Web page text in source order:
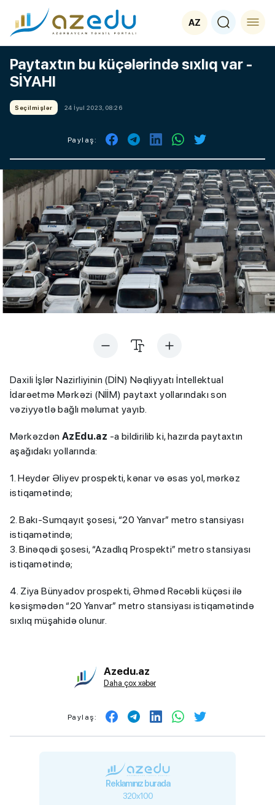
AZ
Paytaxtın bu küçələrində sıxlıq var -
SİYAHI
Seçilmişlər 24 İyul 2023, 08:26
Paylaş:
Daxili İşlər Nazirliyinin (DİN) Nəqliyyatı İntellektual
İdarəetmə Mərkəzi (NİİM) paytaxt yollarındakı son
vəziyyətlə bağlı məlumat yayıb.
Mərkəzdən AzEdu.az -a bildirilib ki, hazırda paytaxtın
aşağıdakı yollarında:
1. Heydər Əliyev prospekti, kənar və əsas yol, mərkəz
istiqamətində;
2. Bakı-Sumqayıt şosesi, “20 Yanvar” metro stansiyası
istiqamətində;
3. Binəqədi şosesi, “Azadlıq Prospekti” metro stansiyası
istiqamətində;
4. Ziya Bünyadov prospekti, Əhməd Rəcəbli küçəsi ilə
kəsişmədən “20 Yanvar” metro stansiyası istiqamətində
sıxlıq müşahidə olunur.
Azedu.az
Daha çox xəbər
Paylaş:
Reklamınız burada
320x100